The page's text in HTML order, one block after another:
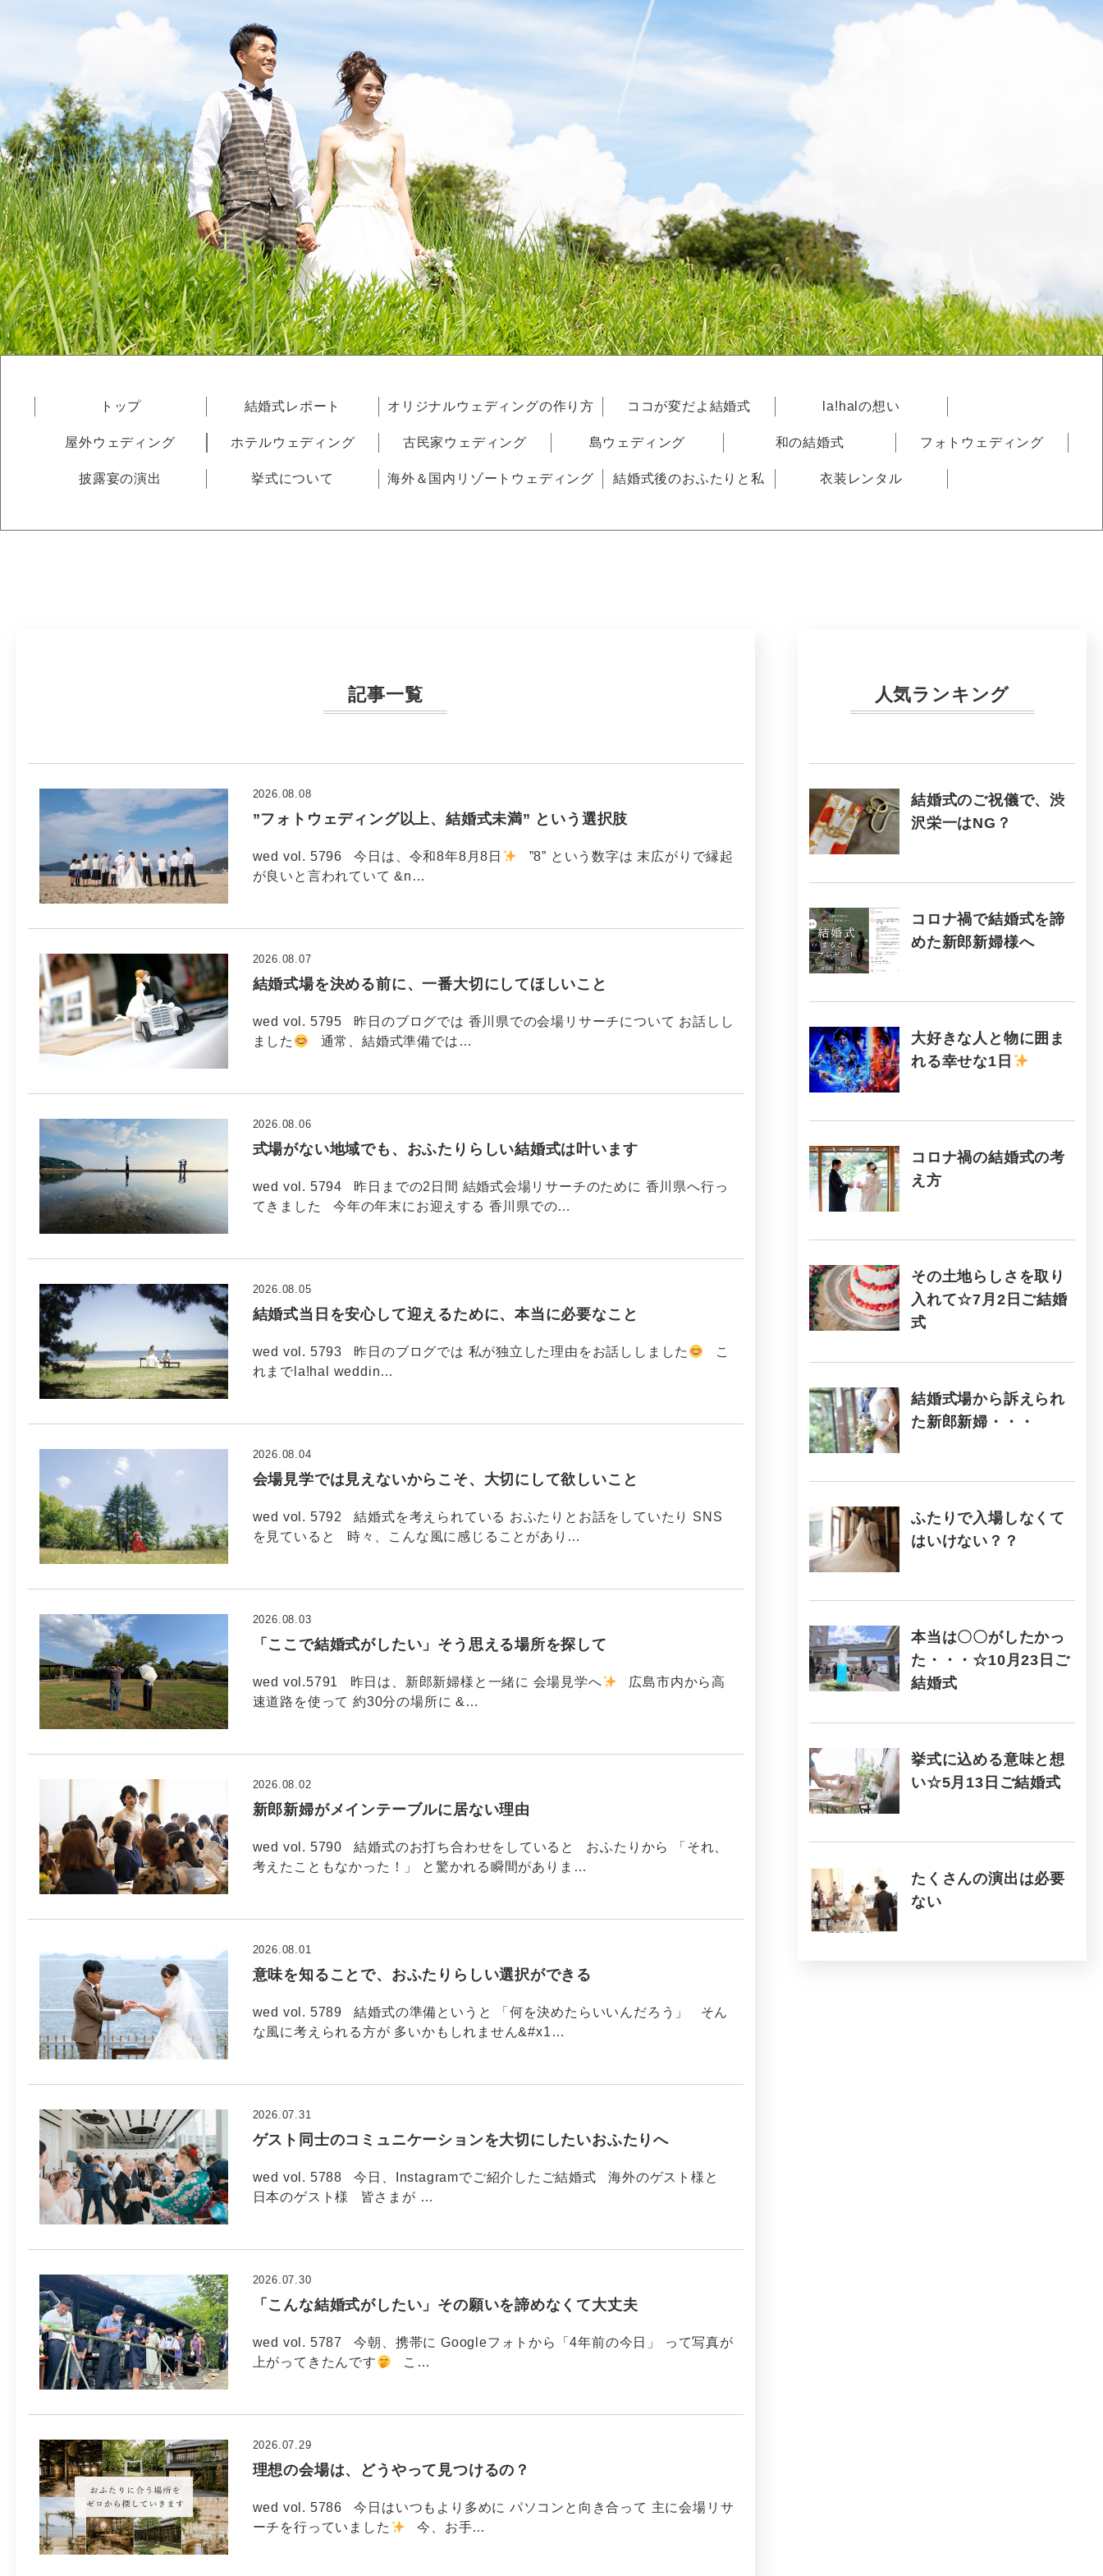
トップ 結婚式レポート オリジナルウェディングの作り方 ココが変だよ結婚式 la!halの想い
屋外ウェディング ホテルウェディング 古民家ウェディング 島ウェディング 和の結婚式 フォトウェディング
披露宴の演出 挙式について 海外＆国内リゾートウェディング 結婚式後のおふたりと私 衣装レンタル
記事一覧
”フォトウェディング以上、結婚式未満” という選択肢
2026.08.08
wed vol. 5796 今日は、令和8年8月8日
”8” という数字は 末広がりで縁起
が良いと言われていて &n…
結婚式場を決める前に、一番大切にしてほしいこと
2026.08.07
wed vol. 5795 昨日のブログでは 香川県での会場リサーチについて お話しし
ました
通常、結婚式準備では…
式場がない地域でも、おふたりらしい結婚式は叶います
2026.08.06
wed vol. 5794 昨日までの2日間 結婚式会場リサーチのために 香川県へ行っ
てきました 今年の年末にお迎えする 香川県での…
結婚式当日を安心して迎えるために、本当に必要なこと
2026.08.05
wed vol. 5793 昨日のブログでは 私が独立した理由をお話ししました
こ
れまでla!hal weddin…
会場見学では見えないからこそ、大切にして欲しいこと
2026.08.04
wed vol. 5792 結婚式を考えられている おふたりとお話をしていたり SNS
を見ていると 時々、こんな風に感じることがあり…
「ここで結婚式がしたい」そう思える場所を探して
2026.08.03
wed vol.5791 昨日は、新郎新婦様と一緒に 会場見学へ
広島市内から高
速道路を使って 約30分の場所に &…
新郎新婦がメインテーブルに居ない理由
2026.08.02
wed vol. 5790 結婚式のお打ち合わせをしていると おふたりから 「それ、
考えたこともなかった！」 と驚かれる瞬間がありま…
意味を知ることで、おふたりらしい選択ができる
2026.08.01
wed vol. 5789 結婚式の準備というと 「何を決めたらいいんだろう」 そん
な風に考えられる方が 多いかもしれません&#x1…
ゲスト同士のコミュニケーションを大切にしたいおふたりへ
2026.07.31
wed vol. 5788 今日、Instagramでご紹介したご結婚式 海外のゲスト様と
日本のゲスト様 皆さまが …
「こんな結婚式がしたい」その願いを諦めなくて大丈夫
2026.07.30
wed vol. 5787 今朝、携帯に Googleフォトから「4年前の今日」 って写真が
上がってきたんです
こ…
理想の会場は、どうやって見つけるの？
2026.07.29
wed vol. 5786 今日はいつもより多めに パソコンと向き合って 主に会場リサ
ーチを行っていました
今、お手…
人気ランキング
結婚式のご祝儀で、渋
沢栄一はNG？
コロナ禍で結婚式を諦
めた新郎新婦様へ
大好きな人と物に囲ま
れる幸せな1日
コロナ禍の結婚式の考
え方
その土地らしさを取り
入れて☆7月2日ご結婚
式
結婚式場から訴えられ
た新郎新婦・・・
ふたりで入場しなくて
はいけない？？
本当は〇〇がしたかっ
た・・・☆10月23日ご
結婚式
挙式に込める意味と想
い☆5月13日ご結婚式
たくさんの演出は必要
ない